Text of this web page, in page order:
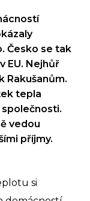
Česko se tak
EU. Nejhůř
Rakušanům.
tepla
vedou
příjmy.
si